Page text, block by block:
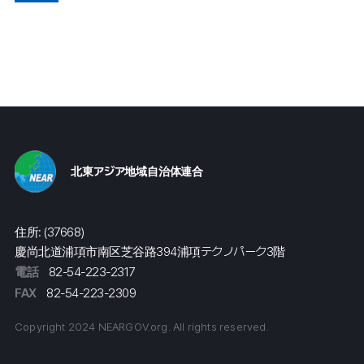
北東アジア地域自治体連合
住所: (37668)
慶尚北道浦項市南区芝谷路394浦項テクノパーク3階
電話
82-54-223-2317
FAX
82-54-223-2309
Copyright 2024 NEARGOV.org. All rights reserved.